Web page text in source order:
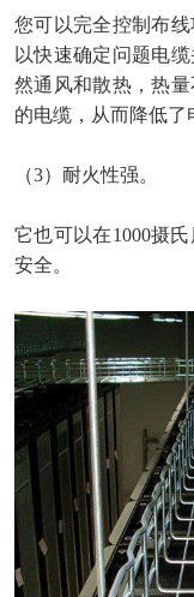
您可以完全控制布
以快速确定问题电
然通风和散热，热
的电缆，从而降低了
（3）耐火性强。
它也可以在1000摄
安全。